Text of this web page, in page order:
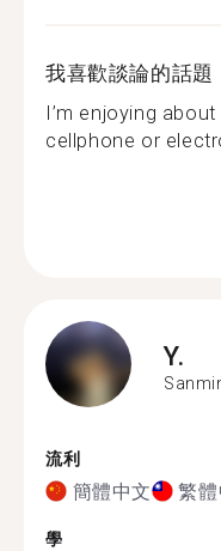
我喜歡談論的話題
I’m enjoying
cellphone or
Y.
流利
簡體中文 繁
學